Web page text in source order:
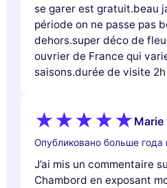
se garer est gratuit.beau
période on ne passe pas
dehors.super déco de
ouvrier de France qui
saisons.durée de visite
Marie
Опубликовано больше года
J’ai mis un commentaire
Chambord en exposant